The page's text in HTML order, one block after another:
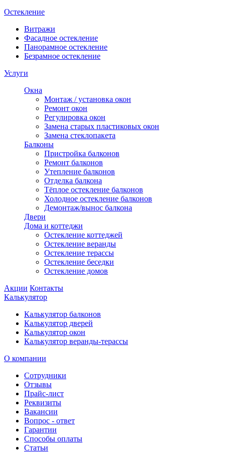
Остекление
Витражи
Фасадное остекление
Панорамное остекление
Безрамное остекление
Услуги
Окна
Монтаж / установка окон
Ремонт окон
Регулировка окон
Замена старых пластиковых окон
Замена стеклопакета
Балконы
Пристройка балконов
Ремонт балконов
Утепление балконов
Отделка балкона
Тёплое остекление балконов
Холодное остекление балконов
Демонтаж/вынос балкона
Двери
Дома и коттеджи
Остекление коттеджей
Остекление веранды
Остекление терассы
Остекление беседки
Остекление домов
Акции Контакты
Калькулятор
Калькулятор балконов
Калькулятор дверей
Калькулятор окон
Калькулятор веранды-терассы
О компании
Сотрудники
Отзывы
Прайс-лист
Реквизиты
Вакансии
Вопрос - ответ
Гарантии
Способы оплаты
Статьи